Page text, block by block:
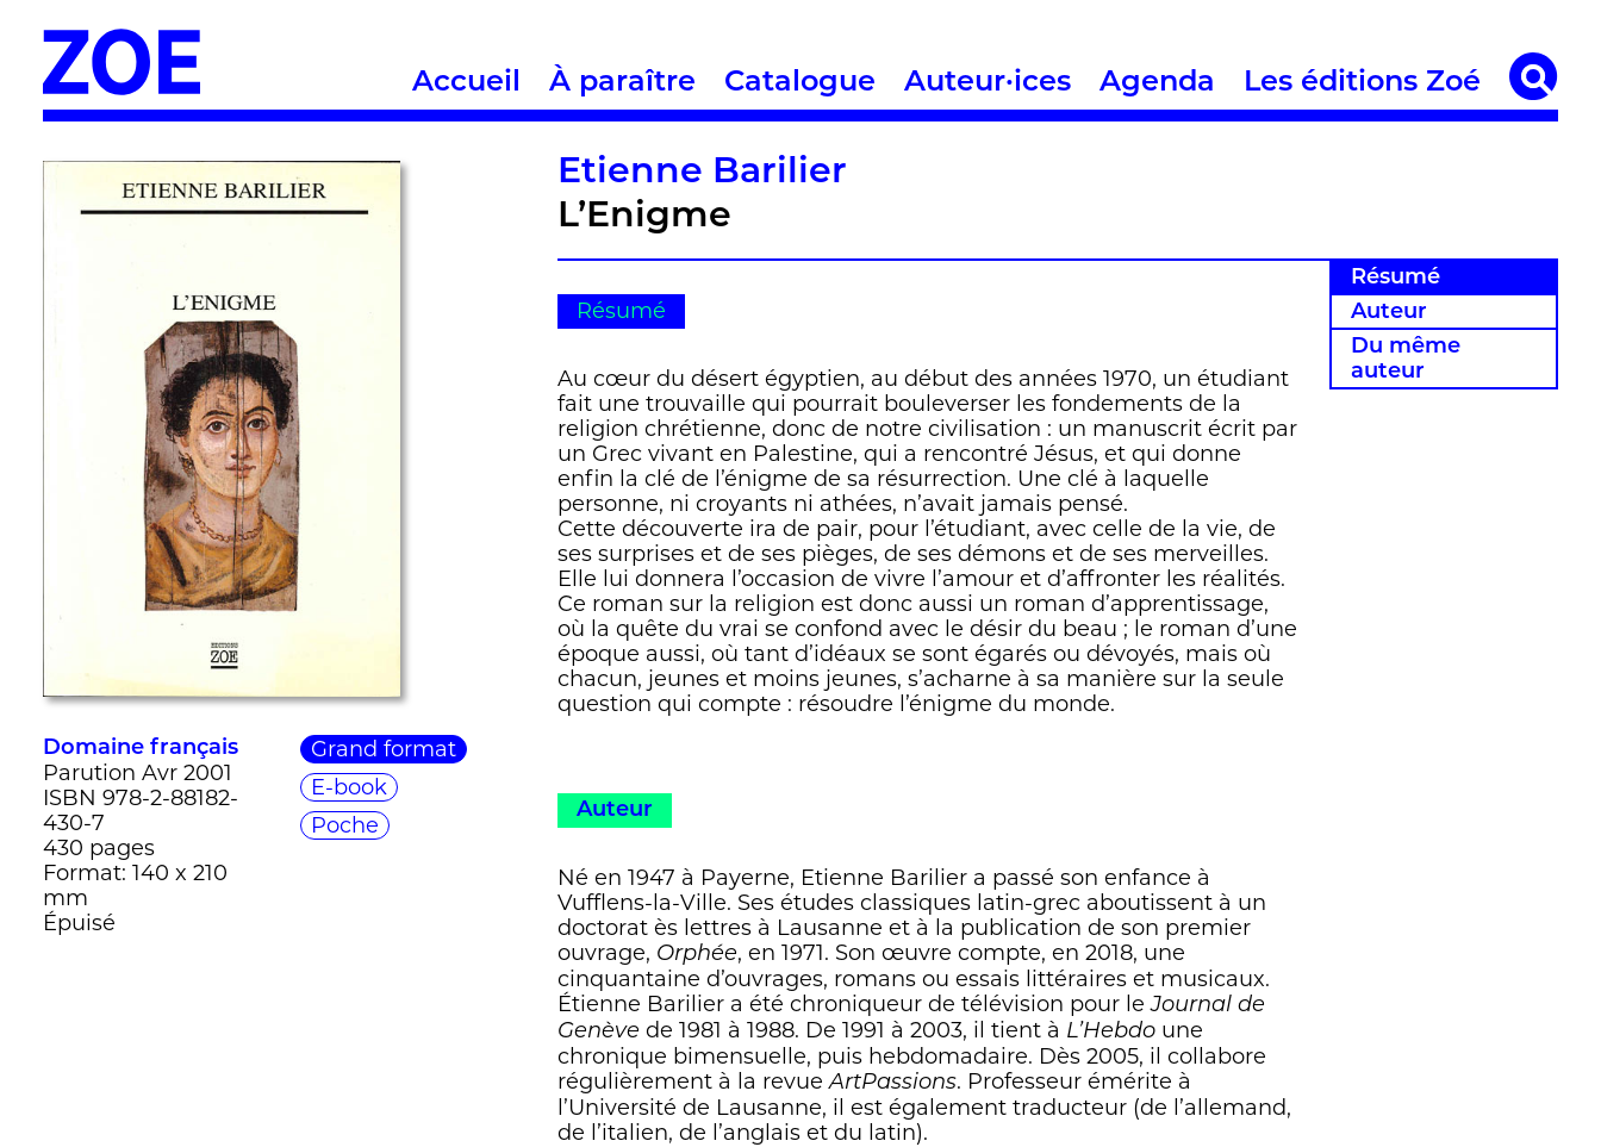
Accueil À paraître Catalogue Auteur·ices Agenda Les éditions Zoé
Domaine français
Parution Avr 2001
ISBN 978-2-88182-
430-7
430 pages
Format: 140 x 210
mm
Épuisé
Grand format
E-book
Poche
Etienne Barilier
L’Enigme
Résumé
Auteur
Du même
auteur
Résumé
Au cœur du désert égyptien, au début des années 1970, un étudiant
fait une trouvaille qui pourrait bouleverser les fondements de la
religion chrétienne, donc de notre civilisation : un manuscrit écrit par
un Grec vivant en Palestine, qui a rencontré Jésus, et qui donne
enfin la clé de l’énigme de sa résurrection. Une clé à laquelle
personne, ni croyants ni athées, n’avait jamais pensé.
Cette découverte ira de pair, pour l’étudiant, avec celle de la vie, de
ses surprises et de ses pièges, de ses démons et de ses merveilles.
Elle lui donnera l’occasion de vivre l’amour et d’affronter les réalités.
Ce roman sur la religion est donc aussi un roman d’apprentissage,
où la quête du vrai se confond avec le désir du beau ; le roman d’une
époque aussi, où tant d’idéaux se sont égarés ou dévoyés, mais où
chacun, jeunes et moins jeunes, s’acharne à sa manière sur la seule
question qui compte : résoudre l’énigme du monde.
Auteur
Né en 1947 à Payerne, Etienne Barilier a passé son enfance à
Vufflens-la-Ville. Ses études classiques latin-grec aboutissent à un
doctorat ès lettres à Lausanne et à la publication de son premier
ouvrage, Orphée, en 1971. Son œuvre compte, en 2018, une
cinquantaine d’ouvrages, romans ou essais littéraires et musicaux.
Étienne Barilier a été chroniqueur de télévision pour leJournal de
Genève de 1981 à 1988. De 1991 à 2003, il tient à L’Hebdo une
chronique bimensuelle, puis hebdomadaire. Dès 2005, il collabore
régulièrement à la revueArtPassions. Professeur émérite à
l’Université de Lausanne, il est également traducteur (de l’allemand,
de l’italien, de l’anglais et du latin).